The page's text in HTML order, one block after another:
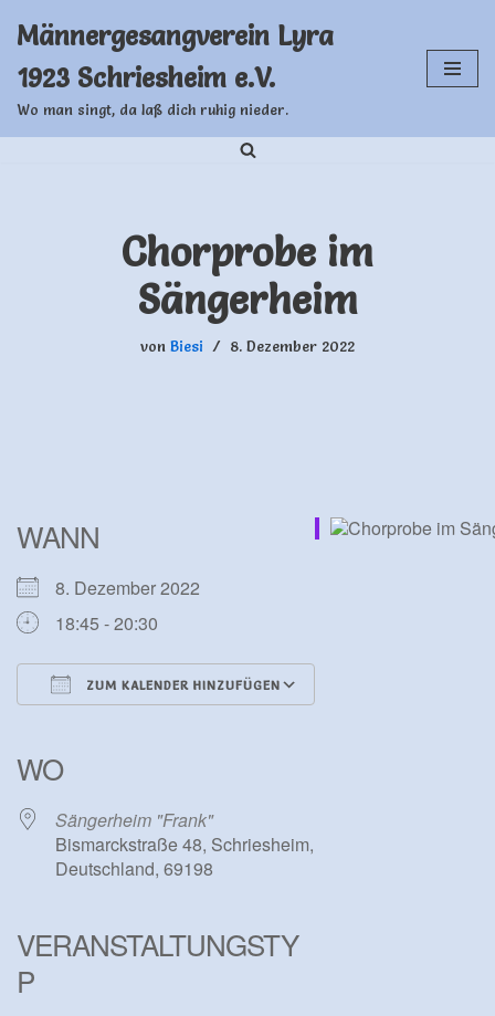
Inhalt
springen
Männergesangverein Lyra
1923 Schriesheim e.V.
Wo man singt, da laß dich ruhig nieder.
Chorprobe im
Sängerheim
von Biesi 8. Dezember 2022
WANN
8. Dezember 2022
18:45 - 20:30
ZUM KALENDER HINZUFÜGEN
WO
Sängerheim "Frank"
Bismarckstraße 48, Schriesheim,
Deutschland, 69198
VERANSTALTUNGSTY
P